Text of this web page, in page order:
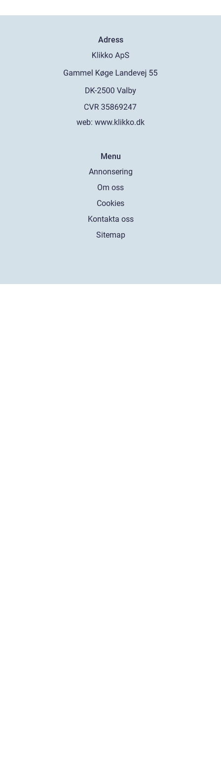
Adress
web: www.klikko.dk
Menu
Annonsering
Om oss
Cookies
Kontakta oss
Sitemap